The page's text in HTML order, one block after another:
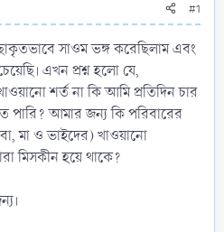
#1
সাওম ভঙ্গ করেছিলাম এবং
এখন প্রশ্ন হলো যে,
শর্ত না কি আমি প্রতিদিন চার
পারি? আমার জন্য কি পরিবারের
মা ও ভাইদের) খাওয়ানো
মিসকীন হয়ে থাকে?